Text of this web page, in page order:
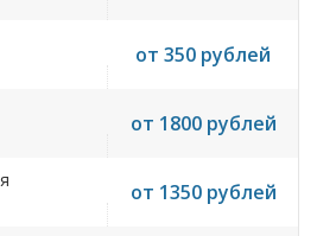
от 350 рублей
от 1800 рублей
от 1350 рублей